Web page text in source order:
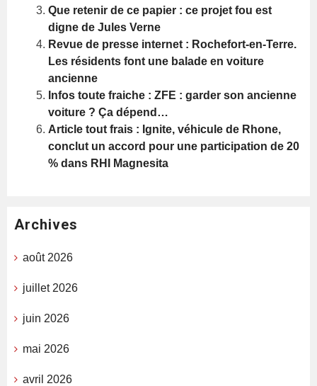
Que retenir de ce papier : ce projet fou est
digne de Jules Verne
Revue de presse internet : Rochefort-en-Terre.
Les résidents font une balade en voiture
ancienne
Infos toute fraiche : ZFE : garder son ancienne
voiture ? Ça dépend…
Article tout frais : Ignite, véhicule de Rhone,
conclut un accord pour une participation de 20
% dans RHI Magnesita
Archives
août 2026
juillet 2026
juin 2026
mai 2026
avril 2026